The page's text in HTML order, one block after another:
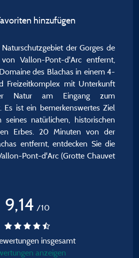
hinzufügen
der Gorges de
Vallon-Pont-d'Arc entfernt,
des Blachas in einem 4-
Freizeitkomplex mit Unterkunft
Natur am Eingang zum
Es ist ein bemerkenswertes Ziel
natürlichen, historischen
Erbes. 20 Minuten von der
entfernt, entdecken Sie die
Pont-d'Arc (Grotte Chauvet
9,14 /10
insgesamt
anzeigen